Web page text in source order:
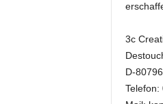
3c
D-
Telefon: